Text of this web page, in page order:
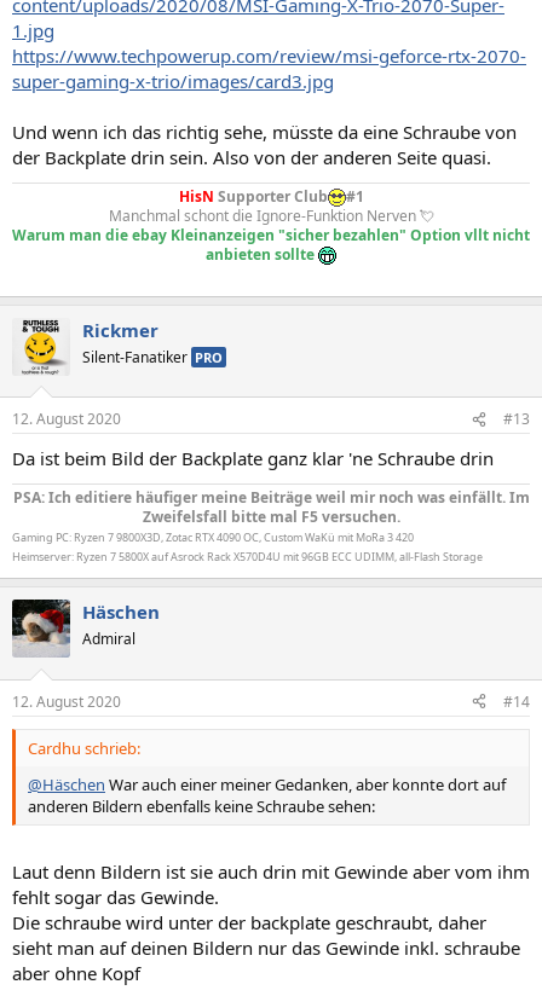
1.jpg
https://www.techpowerup.com/review/msi-geforce-rtx-2070-
super-gaming-x-trio/images/card3.jpg
Und wenn ich das richtig sehe, müsste da eine Schraube von
der Backplate drin sein. Also von der anderen Seite quasi.
HisN Supporter Club
#1
Manchmal schont die Ignore-Funktion Nerven 💘
Warum man die ebay Kleinanzeigen "sicher bezahlen" Option vllt nicht
anbieten sollte
Rickmer
Silent-Fanatiker PRO
12. August 2020 #13
Da ist beim Bild der Backplate ganz klar 'ne Schraube drin
PSA: Ich editiere häufiger meine Beiträge weil mir noch was einfällt. Im
Zweifelsfall bitte mal F5 versuchen.
Gaming PC: Ryzen 7 9800X3D, Zotac RTX 4090 OC, Custom WaKü mit MoRa 3 420
Heimserver: Ryzen 7 5800X auf Asrock Rack X570D4U mit 96GB ECC UDIMM, all-Flash Storage
Häschen
Admiral
12. August 2020 #14
Cardhu schrieb:
@Häschen War auch einer meiner Gedanken, aber konnte dort auf
anderen Bildern ebenfalls keine Schraube sehen:
Laut denn Bildern ist sie auch drin mit Gewinde aber vom ihm
fehlt sogar das Gewinde.
Die schraube wird unter der backplate geschraubt, daher
sieht man auf deinen Bildern nur das Gewinde inkl. schraube
aber ohne Kopf